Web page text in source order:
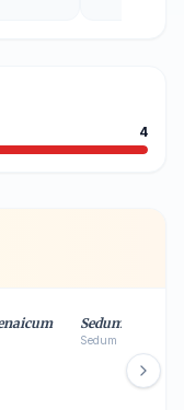
4
Sedum
Sedum